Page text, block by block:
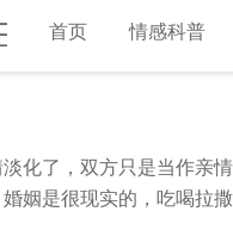
首页 情感科普
化了，双方只是当作亲
姻是很现实的，吃喝拉